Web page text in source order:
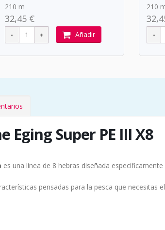
210 m
32,45 €
Añadir
210
Eging Super PE III X8
es una línea de 8 hebras diseñada
pensadas para la pesca que necesitas